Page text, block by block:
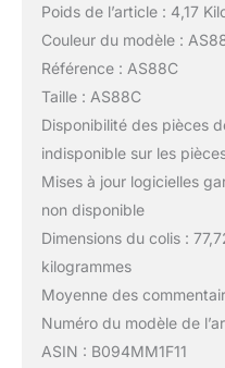
Poids de l’article : 4,17
Couleur du modèle :
Référence : AS88C
Taille : AS88C
Disponibilité des pièces
indisponible sur les
Mises à jour logicielles
non disponible
Dimensions du colis :
kilogrammes
Moyenne des
Numéro du modèle de
ASIN : B094MM1F11